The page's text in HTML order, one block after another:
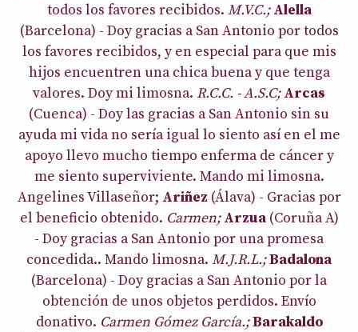
todos los favores recibidos. M.V.C.; Alella
(Barcelona) - Doy gracias a San Antonio por todos
los favores recibidos, y en especial para que mis
hijos encuentren una chica buena y que tenga
valores. Doy mi limosna. R.C.C. - A.S.C; Arcas
(Cuenca) - Doy las gracias a San Antonio sin su
ayuda mi vida no sería igual lo siento así en el me
apoyo llevo mucho tiempo enferma de cáncer y
me siento superviviente. Mando mi limosna.
Angelines Villaseñor; Ariñez (Álava) - Gracias por
el beneficio obtenido. Carmen; Arzua(Coruña A)
- Doy gracias a San Antonio por una promesa
concedida.. Mando limosna. M.J.R.L.;Badalona
(Barcelona) - Doy gracias a San Antonio por la
obtención de unos objetos perdidos. Envío
donativo. Carmen Gómez García.; Barakaldo